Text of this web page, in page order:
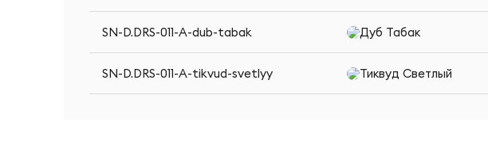
SN-D.DRS-011-A-dub-tabak Дуб Табак
SN-D.DRS-011-A-tikvud-svetlyy Тиквуд Светлый